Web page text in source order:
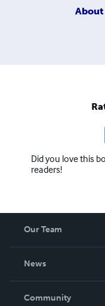
About
Did you love this
readers!
Our Team
News
In The News
Community